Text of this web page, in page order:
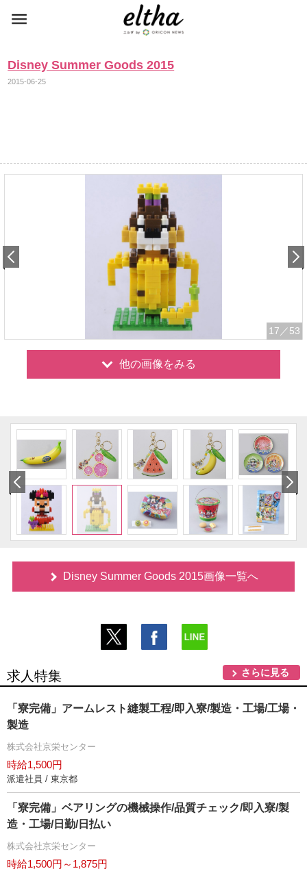
Disney Summer Goods 2015
2015-06-25
17 ／53
他の画像をみる
Disney Summer Goods 2015画像一覧へ
求人特集 さらに見る
「寮完備」アームレスト縫製工程/即入寮/製造・工場/工場・
製造
株式会社京栄センター
時給1,500円
派遣社員 / 東京都
「寮完備」ベアリングの機械操作/品質チェック/即入寮/製
造・工場/日勤/日払い
株式会社京栄センター
時給1,500円～1,875円